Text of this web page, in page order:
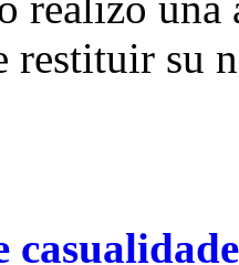
restituir su